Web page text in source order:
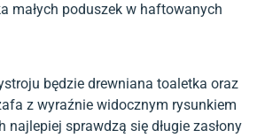
małych poduszek w haftowanych
będzie drewniana toaletka oraz
z wyraźnie widocznym rysunkiem
najlepiej sprawdzą się długie zasłony